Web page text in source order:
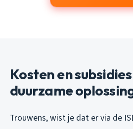
Kosten en
duurzame
Trouwens, wist je dat er via de